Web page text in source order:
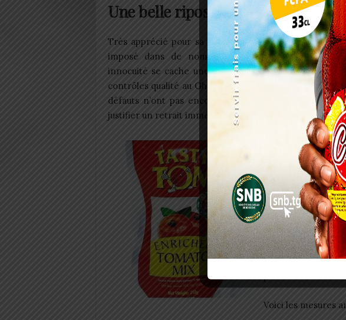
Une belle riposte sanitaire au Togo
Très apprécié pour sa texture et sa saveur, le “Tasty
imposé dans de nombreux foyers ouest-
innocuité se cache une réalité plus sombre : des
contrôles qualité au Ghana, pays de fabrication du
défauts n’ont pas encore été dévoilés, mais ils sont
justifier un retrait immédiat.
Lire aussi:
suprématie au Togo
Pour Madame
togolaise du
une option, mais
santé publique.
fabriqué
étals togolais
Voici les mesures